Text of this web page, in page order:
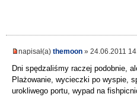
napisał(a) themoon » 24.06.2011
Dni spędzaliśmy raczej podobnie,
Plażowanie, wycieczki po wyspie,
urokliwego portu, wypad na